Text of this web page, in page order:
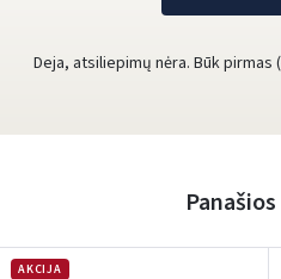
Deja, atsiliepimų nėra. Būk pirmas
AKCIJA